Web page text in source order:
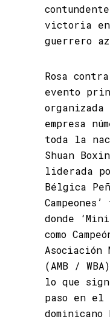
victoria
guerrero
Rosa
evento
empresa
toda la
Shuan
liderada
Bélgica
donde
como
Asociación
(AMB /
lo que
paso en el